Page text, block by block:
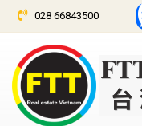
028 66843500